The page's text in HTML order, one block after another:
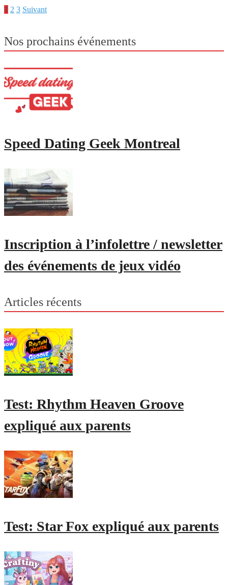
Pagination
des
publications
1 2 3 Suivant
Nos prochains événements
Speed Dating Geek Montreal
Inscription à l’infolettre / newsletter
des événements de jeux vidéo
Articles récents
Test: Rhythm Heaven Groove
expliqué aux parents
Test: Star Fox expliqué aux parents